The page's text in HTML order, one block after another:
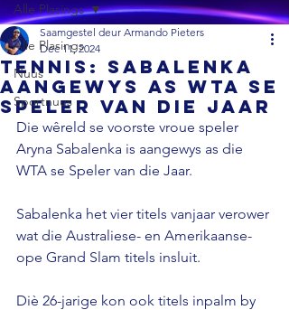
Alle Plasings
Nuus
Sportnuus
Alle Plasings
TENNIS: Sabalenka
aangewys as WTA se
Speler van die Jaar
Saamgestel deur Armando Pieters
Dec 11, 2024
Die wêreld se voorste vroue speler
Aryna Sabalenka is aangewys as die
WTA se Speler van die Jaar.
Sabalenka het vier titels vanjaar verower
wat die Australiese- en Amerikaanse-
ope Grand Slam titels insluit.
Diè 26-jarige kon ook titels inpalm by